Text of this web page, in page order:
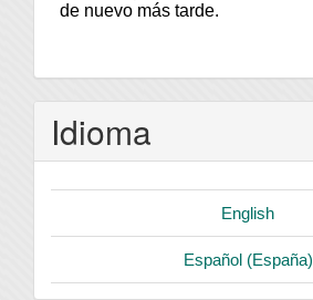
Idioma
English
Español (España)